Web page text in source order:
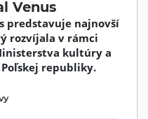
Venus
predstavuje najnovší
rozvíjala v rámci
kultúry a
republiky.